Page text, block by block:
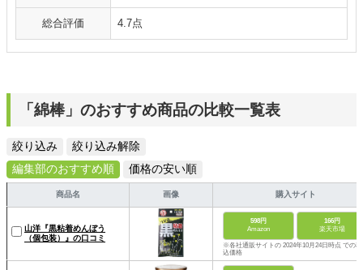
総合評価 4.7点
「綿棒」のおすすめ商品の比較一覧表
絞り込み
絞り込み解除
編集部のおすすめ順
価格の安い順
商品名 画像 購入サイト
山洋『黒粘着めんぼう
（個包装）』の口コミ
598円
Amazon
166円
楽天市場
※各社通販サイトの 2024年10月24日時点 での税
込価格